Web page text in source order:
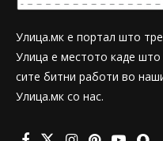
Улица.мк е портал што
Улица е местото каде што
сите битни работи во
Улица.мк со нас.